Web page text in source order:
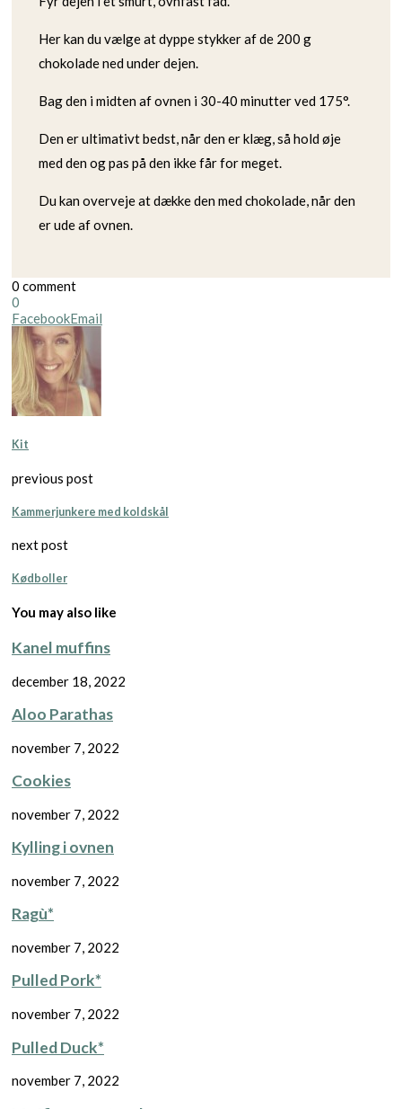
Her kan du vælge at dyppe stykker af de 200 g
chokolade ned under dejen.
Bag den i midten af ovnen i 30-40 minutter ved 175°.
Den er ultimativt bedst, når den er klæg, så hold øje
med den og pas på den ikke får for meget.
Du kan overveje at dække den med chokolade, når den
er ude af ovnen.
0 comment
0
FacebookEmail
Kit
previous post
Kammerjunkere med koldskål
next post
Kødboller
You may also like
Kanel muffins
december 18, 2022
Aloo Parathas
november 7, 2022
Cookies
november 7, 2022
Kylling i ovnen
november 7, 2022
Ragù*
november 7, 2022
Pulled Pork*
november 7, 2022
Pulled Duck*
november 7, 2022